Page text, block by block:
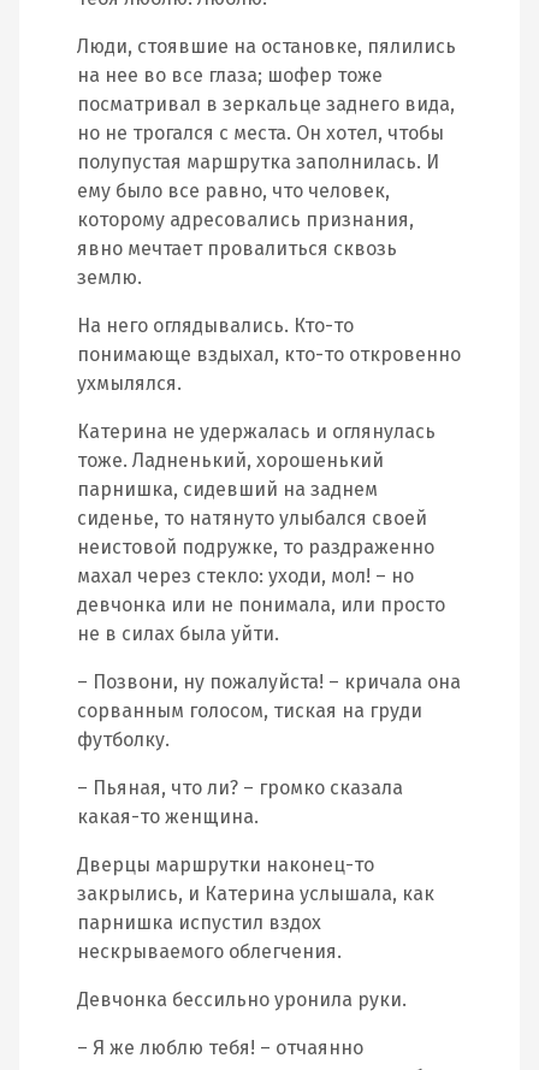
Люди, стоявшие на остановке, пялились
на нее во все глаза; шофер тоже
посматривал в зеркальце заднего вида,
но не трогался с места. Он хотел, чтобы
полупустая маршрутка заполнилась. И
ему было все равно, что человек,
которому адресовались признания,
явно мечтает провалиться сквозь
землю.
На него оглядывались. Кто-то
понимающе вздыхал, кто-то откровенно
ухмылялся.
Катерина не удержалась и оглянулась
тоже. Ладненький, хорошенький
парнишка, сидевший на заднем
сиденье, то натянуто улыбался своей
неистовой подружке, то раздраженно
махал через стекло: уходи, мол! – но
девчонка или не понимала, или просто
не в силах была уйти.
– Позвони, ну пожалуйста! – кричала она
сорванным голосом, тиская на груди
футболку.
– Пьяная, что ли? – громко сказала
какая-то женщина.
Дверцы маршрутки наконец-то
закрылись, и Катерина услышала, как
парнишка испустил вздох
нескрываемого облегчения.
Девчонка бессильно уронила руки.
– Я же люблю тебя! – отчаянно